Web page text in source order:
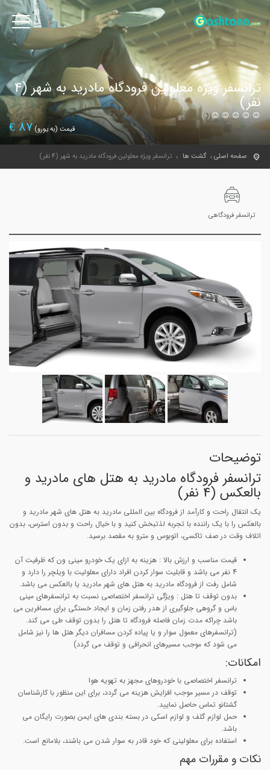
ترانسفر ویژه معلولین فرودگاه مادرید به شهر (4
نفر)
(0)
قیمت (به یورو) 87
€
صفحه اصلی گشت ها ترانسفر ویژه معلولین فرودگاه مادرید به شهر (4 نفر)
ترانسفر فرودگاهی
توضیحات
ترانسفر فرودگاه مادرید به هتل های مادرید و
بالعکس (4 نفر)
یک انتقال راحت و کارآمد از فرودگاه بین المللی مادرید به هتل های شهر مادرید و
بالعکس را با یک راننده با تجربه لذتبخش کنید و با خیال راحت و بدون استرس، بدون
اتلاف وقت در صف تاکسی، اتوبوس و مترو به مقصد برسید.
قیمت مناسب و ارزش بالا : هزینه به ازای یک خودرو مینی ون که ظرفیت آن
4 نفر می باشد و قابلیت سوار کردن افراد دارای معلولیت با ویلچر را دارد و
شامل رفت از فرودگاه مادرید به هتل های شهر مادرید یا بالعکس می باشد.
بدون توقف تا هتل : ویژگی ترانسفر اختصاصی نسبت به ترانسفرهای مینی
باس و گروهی جلوگیری از هدر رفتن زمان و ایجاد خستگی برای مسافرین می
باشد چراکه مدت زمان فاصله فرودگاه تا هتل را بدون توقف طی می کند.
(ترانسفرهای معمول سوار و یا پیاده کردن مسافران دیگر هتل ها را نیز شامل
می شود که موجب مسیرهای انحرافی و توقف می گردد)
امکانات:
ترانسفر اختصاصی با خودروهای مجهز به تهویه هوا
توقف در مسیر موجب افزایش هزینه می گردد، برای این منظور با کارشناسان
گشتانو تماس حاصل نمایید.
حمل لوازم گلف و لوازم اسکی در بسته بندی های ایمن بصورت رایگان می
باشد.
استفاده برای معلولینی که خود قادر به سوار شدن می باشند، بلامانع است.
نکات و مقررات مهم